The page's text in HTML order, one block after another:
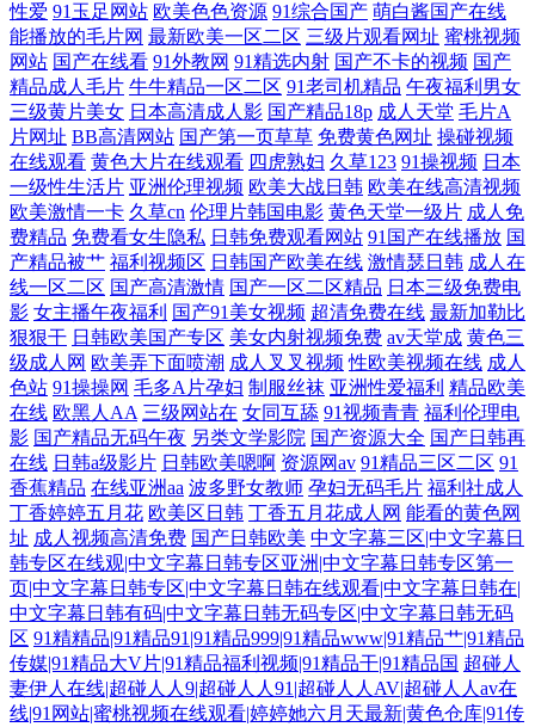
日本不卡一区 日韩精品无码网站 天党精品mv电影 天天看一起肏 久草福利
在线 91网页破解最新版 国产精品一区在线看 日韩伦理在线 久久男人天堂
AV 国产日韩欧美偷自另 深爱激情影院 97在线视频观看 国产丝袜在线观看
青草全福视在线 91天美 国产狼人91探花 九1网页免费 www操操啪 欧美77
97人妻人人澡人人爽 欧美福利 91最新地址 97超碰人人人 女生91 人人骑人
人 91爱撸 岛国的搬运工 美女91www 天天看一起肏 无码专区无码专区 在
线91 抖阴网站 国产精品久久久果冻 91抖音管网 人人乐人人澡人人 97资源
综合 国产一级a级 蜜芽福利导航 欧美人妖久久 人妖视频 日日操操操 少妇
毛片久久久久久 91传媒网 草莓视频网站18 白虎白丝 国产色色九九网 久草
免费福利在线 另类五月激情 免费日韩特黄 美女bb视频 男人的天堂黄色 婷
婷六月天色色 成人婷婷网 久久福利影院 免费看亚洲毛片 伦理片网站 撸死
你AV
性爱 91玉足网站 欧美色色资源 91综合国产 萌白酱国产在线
能播放的毛片网 最新欧美一区二区 三级片观看网址 蜜桃视频
网站 国产在线看 91外教网 91精选内射 国产不卡的视频 国产
精品成人毛片 牛牛精品一区二区 91老司机精品 午夜福利男女
三级黄片美女 日本高清成人影 国产精品18p 成人天堂 毛片A
片网址 BB高清网站 国产第一页草草 免费黄色网址 操碰视频
在线观看 黄色大片在线观看 四虎熟妇 久草123 91操视频 日本
一级性生活片 亚洲伦理视频 欧美大战日韩 欧美在线高清视频
欧美激情一卡 久草cn 伦理片韩国电影 黄色天堂一级片 成人免
费精品 免费看女生隐私 日韩免费观看网站 91国产在线播放 国
产精品被艹 福利视频区 日韩国产欧美在线 激情瑟日韩 成人在
线一区二区 国产高清激情 国产一区二区精品 日本三级免费电
影 女主播午夜福利 国产91美女视频 超清免费在线 最新加勒比
狠狠干 日韩欧美国产专区 美女内射视频免费 av天堂成 黄色三
级成人网 欧美弄下面喷潮 成人叉叉视频 性欧美视频在线 成人
色站 91操操网 毛多A片孕妇 制服丝袜 亚洲性爱福利 精品欧美
在线 欧黑人AA 三级网站在 女同互舔 91视频青青 福利伦理电
影 国产精品无码午夜 另类文学影院 国产资源大全 国产日韩再
在线 日韩a级影片 日韩欧美嗯啊 资源网av 91精品三区二区 91
香蕉精品 在线亚洲aa 波多野女教师 孕妇无码毛片 福利社成人
丁香婷婷五月花 欧美区日韩 丁香五月花成人网 能看的黄色网
址 成人视频高清免费 国产日韩欧美 中文字幕三区|中文字幕日
韩专区在线观|中文字幕日韩专区亚洲|中文字幕日韩专区第一
页|中文字幕日韩专区|中文字幕日韩在线观看|中文字幕日韩在|
中文字幕日韩有码|中文字幕日韩无码专区|中文字幕日韩无码
区 91精精品|91精品91|91精品999|91精品www|91精品艹|91精品
传媒|91精品大V片|91精品福利视频|91精品干|91精品国 超碰人
妻伊人在线|超碰人人9|超碰人人91|超碰人人AV|超碰人人av在
线|91网站|蜜桃视频在线观看|婷婷她六月天最新|黄色仓库|91传